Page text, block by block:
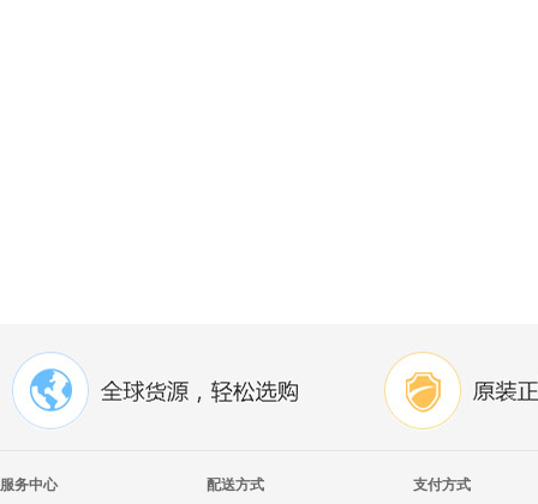
服务中心
配送方式
支付方式